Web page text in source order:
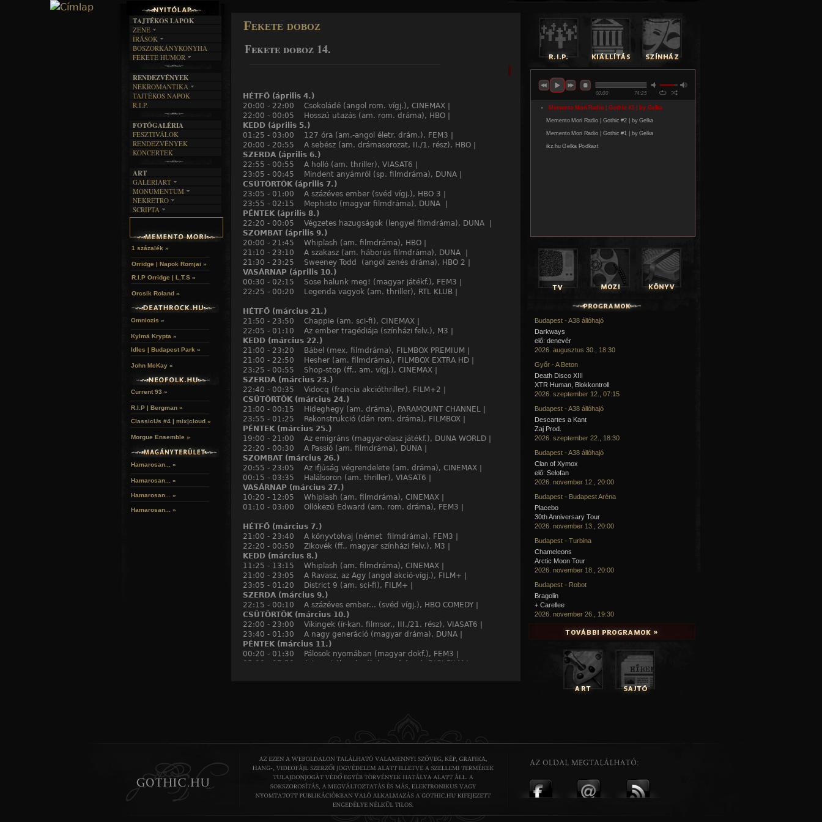
Fekete doboz
Fekete doboz 14.
HÉTFŐ (április 4.)
20:00 - 22:00 Csokoládé (angol rom. vígj.), CINEMAX |
22:00 - 00:05 Hosszú utazás (am. rom. dráma), HBO |
KEDD (április 5.)
01:25 - 03:00 127 óra (am.-angol életr. drám.), FEM3 |
20:00 - 20:55 A sebész (am. drámasorozat, II./1. rész), HBO |
SZERDA (április 6.)
22:55 - 00:55 A holló (am. thriller), VIASAT6 |
23:05 - 00:45 Mindent anyámról (sp. filmdráma), DUNA |
CSÜTÖRTÖK (április 7.)
23:05 - 01:00 A százéves ember (svéd vígj.), HBO 3 |
23:55 - 02:15 Mephisto (magyar filmdráma), DUNA |
PÉNTEK (április 8.)
22:20 - 00:05 Végzetes hazugságok (lengyel filmdráma), DUNA |
SZOMBAT (április 9.)
20:00 - 21:45 Whiplash (am. filmdráma), HBO |
21:10 - 23:10 A szakasz (am. háborús filmdráma), DUNA |
21:30 - 23:25 Sweeney Todd (angol zenés dráma), HBO 2 |
VASÁRNAP (április 10.)
00:30 - 02:15 Sose halunk meg! (magyar játékf.), FEM3 |
22:25 - 00:20 Legenda vagyok (am. thriller), RTL KLUB |
HÉTFŐ (március 21.)
21:50 - 23:50 Chappie (am. sci-fi), CINEMAX |
22:05 - 01:10 Az ember tragédiája (színházi felv.), M3 |
KEDD (március 22.)
21:00 - 23:20 Bábel (mex. filmdráma), FILMBOX PREMIUM |
21:00 - 22:50 Hesher (am. filmdráma), FILMBOX EXTRA HD |
23:25 - 00:55 Shop-stop (ff., am. vígj.), CINEMAX |
SZERDA (március 23.)
22:40 - 00:35 Vidocq (francia akcióthriller), FILM+2 |
CSÜTÖRTÖK (március 24.)
21:00 - 00:15 Hideghegy (am. dráma), PARAMOUNT CHANNEL |
23:55 - 01:25 Rekonstrukció (dán rom. dráma), FILMBOX |
PÉNTEK (március 25.)
19:00 - 21:00 Az emigráns (magyar-olasz játékf.), DUNA WORLD |
22:20 - 00:30 A Passió (am. filmdráma), DUNA |
SZOMBAT (március 26.)
20:55 - 23:05 Az ifjúság végrendelete (am. dráma), CINEMAX |
00:15 - 03:35 Halálsoron (am. thriller), VIASAT6 |
VASÁRNAP (március 27.)
10:20 - 12:05 Whiplash (am. filmdráma), CINEMAX |
01:10 - 03:00 Ollókezű Edward (am. rom. dráma), FEM3 |
HÉTFŐ (március 7.)
21:00 - 23:40 A könyvtolvaj (német filmdráma), FEM3 |
22:20 - 00:50 Zikovék (ff., magyar színházi felv.), M3 |
KEDD (március 8.)
11:25 - 13:15 Whiplash (am. filmdráma), CINEMAX |
21:00 - 23:05 A Ravasz, az Agy (angol akció-vígj.), FILM+ |
23:05 - 01:20 District 9 (am. sci-fi), FILM+ |
SZERDA (március 9.)
22:15 - 00:10 A százéves ember... (svéd vígj.), HBO COMEDY |
CSÜTÖRTÖK (március 10.)
22:00 - 23:00 Vikingek (ír-kan. filmsor., III./21. rész), VIASAT6 |
23:40 - 01:30 A nagy generáció (magyar dráma), DUNA |
PÉNTEK (március 11.)
00:20 - 01:30 Pálosok nyomában (magyar dokf.), FEM3 |
05:30 - 07:50 Arizonai álmodozók (am. dráma), DIGI FILM |
21:55 - 23:35 Phoenix bár (német dráma), CINEMAX |
23:10 - 01:30 A hobbit (am.-új-zél. kalandf.), HBO |
14:45 - 16:50 Felforgatókönyv (am. vígj.), FILMCAFE |
15:45 - 17:00 Svejk (ukrán anim. f.), FILMBOX FAMILY |
KEDD (március 1.)
22:05 - 23:55 Túsztörténet (magyar filmdráma), M3 |
00:25 - 02:25 Fekete hattyú (am. filmdráma), FEM3 |
10:50 - 12:35 Szóljatok a köpcösnek! (am. vígj.), DIGI FILM |
TAJTÉKOS LAPOK
ZENE
EGYÜTTESEK
INTERJÚK
FORDÍTÁSOK
DALSZÖVEGEK
ÍRÁSOK
IRODALOM
FILM
MŰVÉSZET
ÍRÁSTÖRTÉNET
BOSZORKÁNYKONYHA
FEKETE HUMOR
SZÖVEGES
RENDEZVÉNYEK
NEKROMANTIKA
AKTUÁLIS
A MÚLT
TAJTÉKOS NAPOK
R.I.P.
FOTÓGALÉRIA
FESZTIVÁLOK
RENDEZVÉNYEK
KONCERTEK
ART
GALERIART
ARTGALERI
KÉPREGÉNYEK
LAKÁSKULTS
MONUMENTUM
TEMETŐK
TEMPLOMOK
HELYEK
NEKRETRO
SZUBKULT
RELIKVIÁK
SCRIPTA
NOVELLÁK
HALÁLTÁNC
1 százalék »
Orridge | Napok Romjai »
R.I.P Orridge | L.T.S »
Orcsik Roland »
Omniozis »
Kylmä Krypta »
Idles | Budapest Park »
John McKay »
Current 93 »
R.I.P | Bergman »
ClassicUs #4 | mix|cloud »
Morgue Ensemble »
Hamarosan... »
Hamarosan... »
Hamarosan... »
Hamarosan... »
Budapest - A38 állóhajó
Darkways
elő: denevér
2026. augusztus 30., 18:30
Győr - A Beton
Death Disco XIII
XTR Human, Blokkontroll
2026. szeptember 12., 07:15
Budapest - A38 állóhajó
Descartes a Kant
Zaj Prod.
2026. szeptember 22., 18:30
Budapest - A38 állóhajó
Clan of Xymox
elő: Selofan
2026. november 12., 20:00
Budapest - Budapest Aréna
Placebo
30th Anniversary Tour
2026. november 13., 20:00
Budapest - Turbina
Chameleons
Arctic Moon Tour
2026. november 18., 20:00
Budapest - Robot
Bragolin
+ Carellee
2026. november 26., 19:30